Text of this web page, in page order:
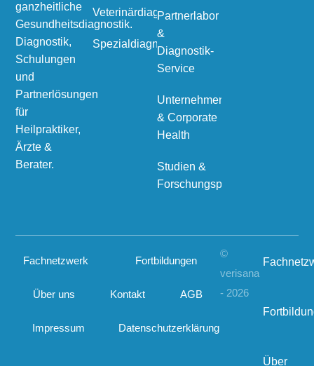
ganzheitliche
Gesundheitsdiagnostik.
Diagnostik,
Schulungen
und
Partnerlösungen
für
Heilpraktiker,
Ärzte &
Berater.
Veterinärdiagnostik
Spezialdiagnostik
Partnerlabor
&
Diagnostik-
Service
Unternehmen
& Corporate
Health
Studien &
Forschungsprojekte
Fachnetzwerk Fortbildungen
Über uns Kontakt AGB
Impressum Datenschutzerklärung
©
verisana
- 2026
Über